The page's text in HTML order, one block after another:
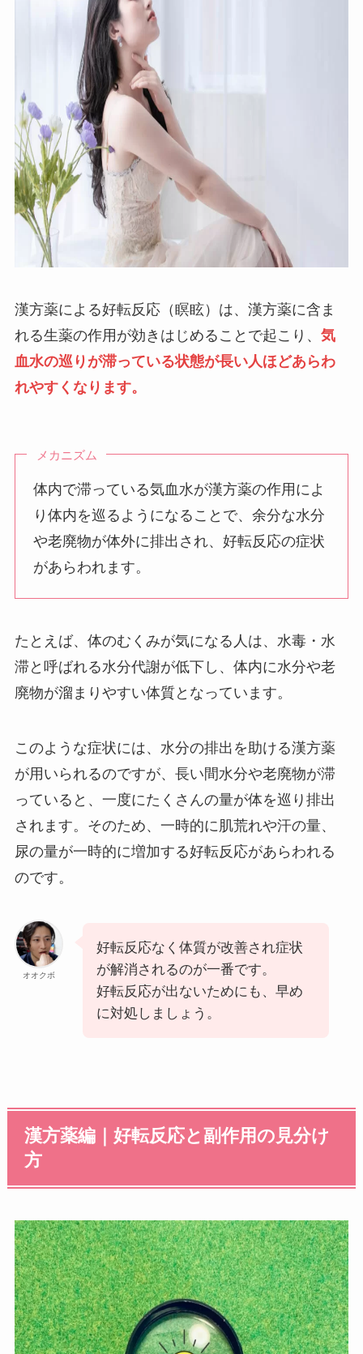
漢方薬による好転反応（瞑眩）は、漢方薬に含ま
れる生薬の作用が効きはじめることで起こり、 気
血水の巡りが滞っている状態が長い人ほどあらわ
れやすくなります。
メカニズム
体内で滞っている気血水が漢方薬の作用によ
り体内を巡るようになることで、余分な水分
や老廃物が体外に排出され、好転反応の症状
があらわれます。
たとえば、体のむくみが気になる人は、水毒・水
滞と呼ばれる水分代謝が低下し、体内に水分や老
廃物が溜まりやすい体質となっています。
このような症状には、水分の排出を助ける漢方薬
が用いられるのですが、長い間水分や老廃物が滞
っていると、一度にたくさんの量が体を巡り排出
されます。そのため、一時的に肌荒れや汗の量、
尿の量が一時的に増加する好転反応があらわれる
のです。
オオクボ
好転反応なく体質が改善され症状
が解消されるのが一番です。
好転反応が出ないためにも、早め
に対処しましょう。
漢方薬編｜好転反応と副作用の見分け
方